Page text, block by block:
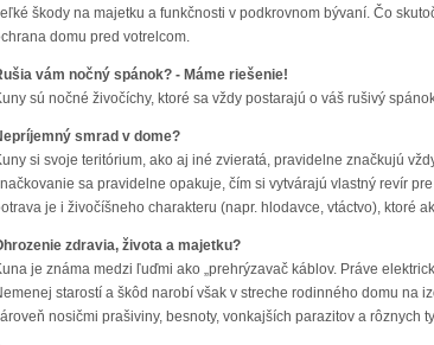
škody na majetku a funkčnosti v podkrovnom bývaní. Čo
domu pred votrelcom.
vám nočný spánok? - Máme riešenie!
sú nočné živočíchy, ktoré sa vždy postarajú o váš rušivý
smrad v dome?
si svoje teritórium, ako aj iné zvieratá, pravidelne značkujú
sa pravidelne opakuje, čím si vytvárajú vlastný revír
je i živočíšneho charakteru (napr. hlodavce, vtáctvo), ktoré
zdravia, života a majetku?
je známa medzi ľuďmi ako „prehrýzavač káblov. Práve
starostí a škôd narobí však v streche rodinného domu na
nosičmi prašiviny, besnoty, vonkajších parazitov a rôznych